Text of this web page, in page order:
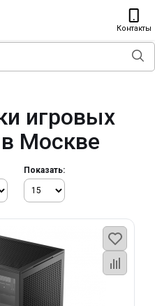
Контакты
игровых
Москве
Показать: